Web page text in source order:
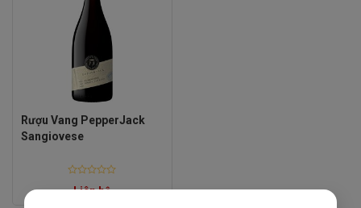
Rượu Vang PepperJack
Sangiovese
Rated
Liên hệ